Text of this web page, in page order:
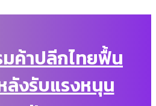
ค้าปลีกไทยฟื้น
ลังรับแรงหนุน